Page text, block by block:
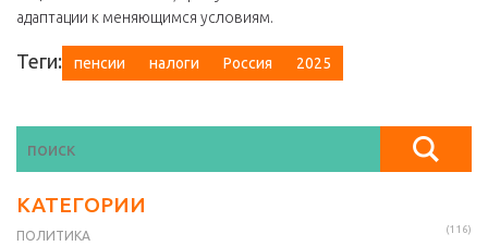
адаптации к меняющимся условиям.
Теги: пенсии налоги Россия 2025
КАТЕГОРИИ
ПОЛИТИКА (116)